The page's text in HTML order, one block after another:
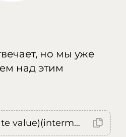
но мы уже
над этим
Error: (intermediate value)(intermediate value)(intermediate value).replaceAll is not a function